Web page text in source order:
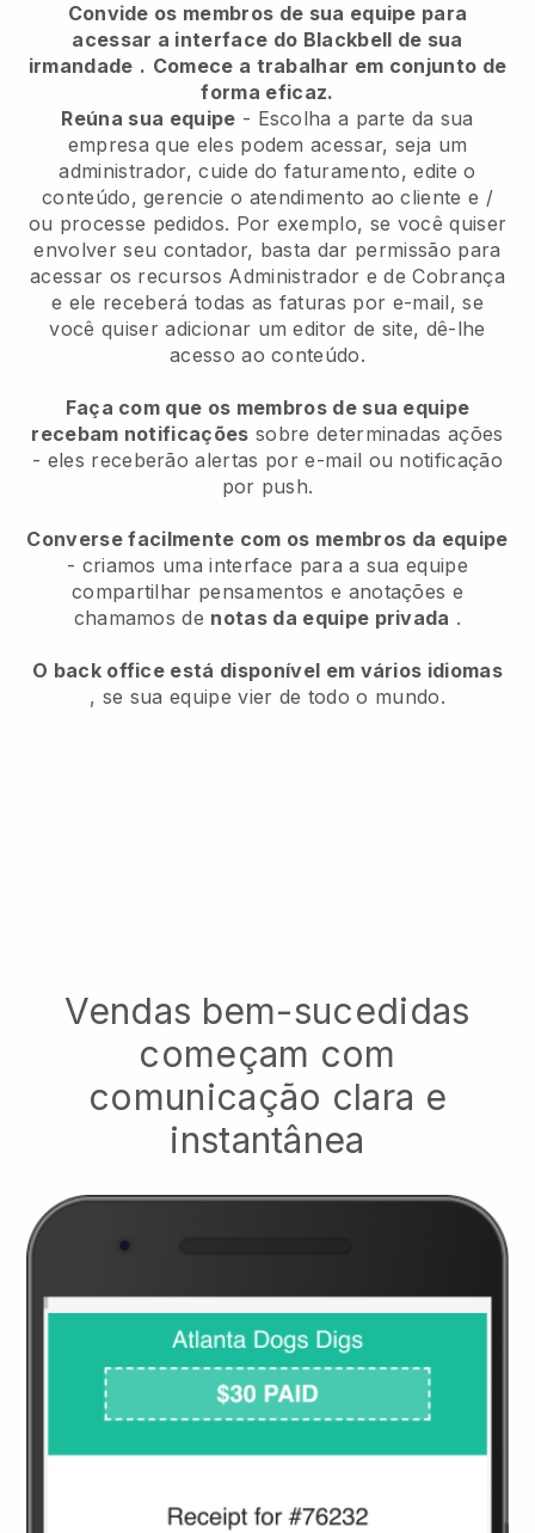
Convide os membros de sua equipe para
acessar a interface do Blackbell de sua
irmandade . Comece a trabalhar em conjunto de
forma eficaz.
Reúna sua equipe - Escolha a parte da sua
empresa que eles podem acessar, seja um
administrador, cuide do faturamento, edite o
conteúdo, gerencie o atendimento ao cliente e /
ou processe pedidos. Por exemplo, se você quiser
envolver seu contador, basta dar permissão para
acessar os recursos Administrador e de Cobrança
e ele receberá todas as faturas por e-mail, se
você quiser adicionar um editor de site, dê-lhe
acesso ao conteúdo.
Faça com que os membros de sua equipe
recebam notificações sobre determinadas ações
- eles receberão alertas por e-mail ou notificação
por push.
Converse facilmente com os membros da equipe
- criamos uma interface para a sua equipe
compartilhar pensamentos e anotações e
chamamos de notas da equipe privada .
O back office está disponível em vários idiomas
, se sua equipe vier de todo o mundo.
Vendas bem-sucedidas
começam com
comunicação clara e
instantânea